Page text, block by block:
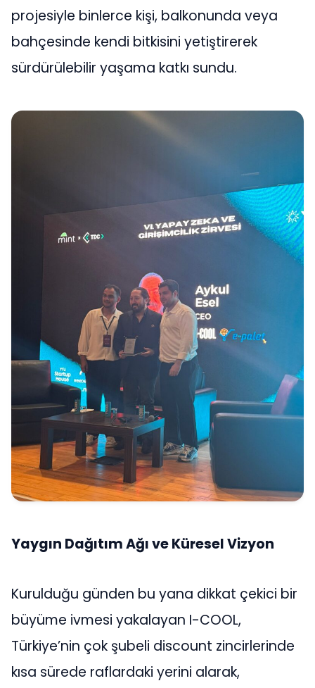
projesiyle binlerce kişi, balkonunda veya
bahçesinde kendi bitkisini yetiştirerek
sürdürülebilir yaşama katkı sundu.
Yaygın Dağıtım Ağı ve Küresel Vizyon
Kurulduğu günden bu yana dikkat çekici bir
büyüme ivmesi yakalayan I-COOL,
Türkiye’nin çok şubeli discount zincirlerinde
kısa sürede raflardaki yerini alarak,